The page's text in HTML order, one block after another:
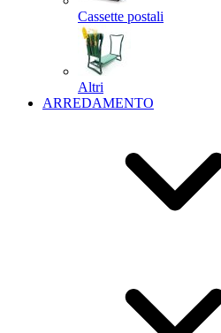
Cassette postali
Altri
ARREDAMENTO